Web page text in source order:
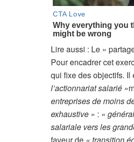
Lire aussi : A
r
t
i
c
l
e
r
Le «
Pour encadrer cet
qui fixe des objectifs. Il
l’actionnariat salarié »
entreprises de moins
exhaustive » : «
salariale vers les
faveur de « transition